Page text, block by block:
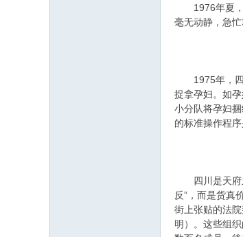
1976年夏，
毫无动静，急
1975年，四川
捉拿孕妇。如
小分队将孕妇
的标准操作程
四川是天府之
反”，而是货真
街上张贴的法
明）。这些组